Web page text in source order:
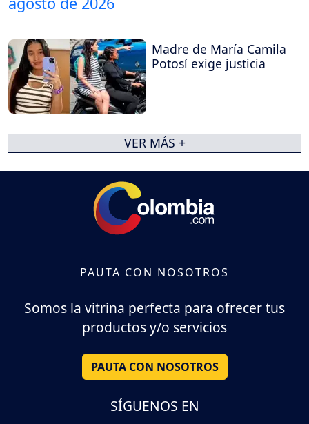
Madre de María Camila
Potosí exige justicia
VER MÁS +
PAUTA CON NOSOTROS
Somos la vitrina perfecta para ofrecer tus
productos y/o servicios
PAUTA CON NOSOTROS
SÍGUENOS EN